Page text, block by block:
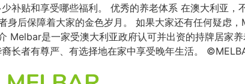
贴和享受哪些福利。 优秀的养老体系 在澳大利亚，
后保障着大家的金色岁月。 如果大家还有任何疑虑
是一家受澳大利亚政府认可并出资的持牌居家
长者有尊严、有选择地在家中享受晚年生活。